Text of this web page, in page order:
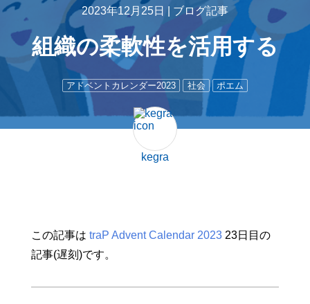
2023年12月25日 | ブログ記事
組織の柔軟性を活用する
アドベントカレンダー2023 社会 ポエム
kegra
この記事は traP Advent Calendar 202323日目の
記事(遅刻)です。